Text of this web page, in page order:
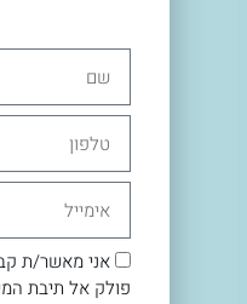
היי,
מדריכת
אני מאשר/ת
פולק אל תיבת